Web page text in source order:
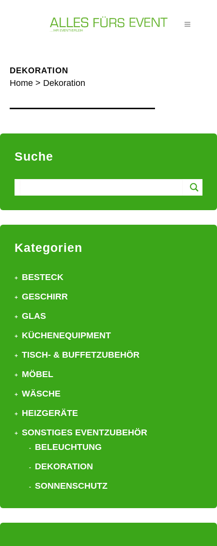
DEKORATION
Home > Dekoration
Suche
Kategorien
BESTECK
GESCHIRR
GLAS
KÜCHENEQUIPMENT
TISCH- & BUFFETZUBEHÖR
MÖBEL
WÄSCHE
HEIZGERÄTE
SONSTIGES EVENTZUBEHÖR
BELEUCHTUNG
DEKORATION
SONNENSCHUTZ